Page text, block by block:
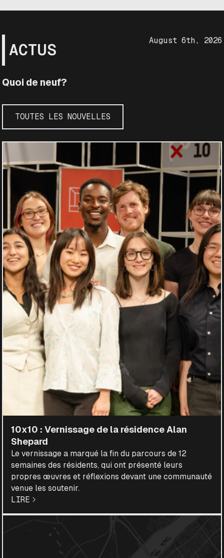
ACTUS
Quoi de neuf?
TOUTES LES NOUVELLES
August 6th, 2026
10x10 : Vernissage de la résidence Alan
Shepard
Le vernissage a marqué la fin du parcours de 12
semaines des résidents, qui ont présenté leurs
propres œuvres et réflexions devant une communauté
venue les soutenir.
LIRE